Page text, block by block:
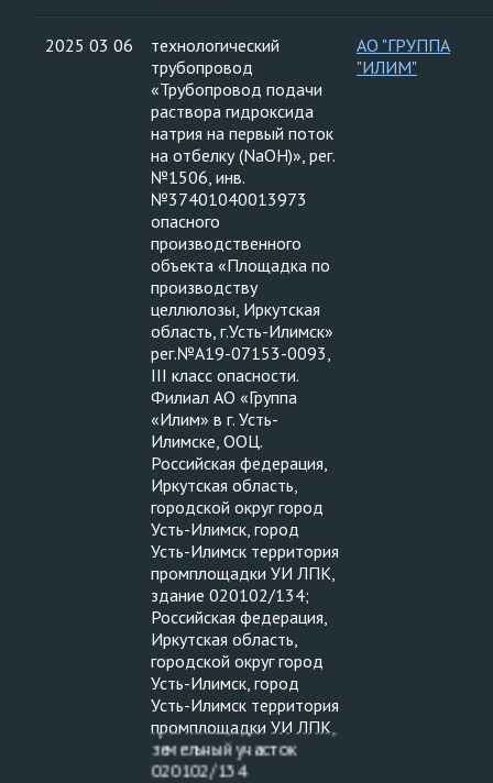
2025 03 06
технологический
трубопровод
«Трубопровод подачи
раствора гидроксида
натрия на первый поток
на отбелку (NaOH)», рег.
№1506, инв.
№37401040013973
опасного
производственного
объекта «Площадка по
производству
целлюлозы, Иркутская
область, г.Усть-Илимск»
рег.№А19-07153-0093,
III класс опасности.
Филиал АО «Группа
«Илим» в г. Усть-
Илимске, ООЦ.
Российская федерация,
Иркутская область,
городской округ город
Усть-Илимск, город
Усть-Илимск территория
промплощадки УИ ЛПК,
здание 020102/134;
Российская федерация,
Иркутская область,
городской округ город
Усть-Илимск, город
Усть-Илимск территория
промплощадки УИ ЛПК,
земельный участок
020102/134
АО "ГРУППА
"ИЛИМ"